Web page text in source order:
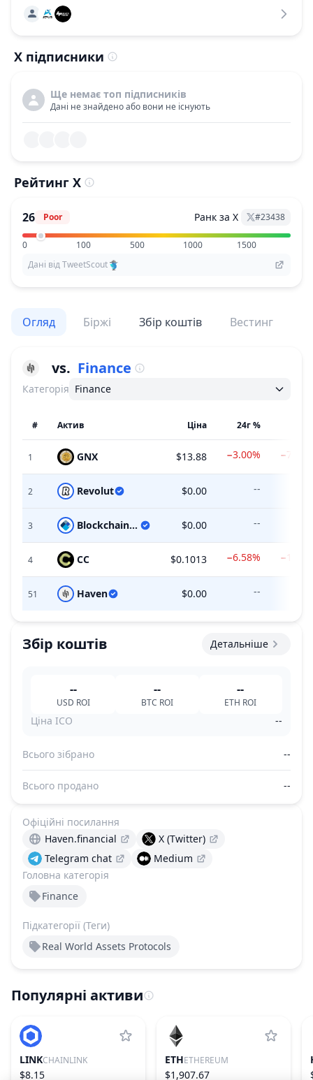
X підписники
Ще немає топ підписників
Дані не знайдено або вони не існують
Рейтинг X
26 Poor Ранк за X #23438
0 100 500 1000
1500
Дані від TweetScout
Огляд Біржі Збір коштів Вестинг
vs. Finance
Категорія Finance
# Актив Ціна 24г %
1 GNX $13.88 −3.00%
2 Revolut $0.00 --
3 Blockchain.com $0.00 --
4 CC $0.1013 −6.58%
51 Haven $0.00 --
Збір коштів Детальніше
--
USD ROI
--
BTC ROI
--
ETH ROI
Ціна ICO --
Всього зібрано --
Всього продано --
Головна категорія
Finance
Підкатегорії (Теги)
Real World Assets Protocols
Офіційні посилання
Haven.financial
X (Twitter)
Telegram chat
Medium
Популярні активи
LINKCHAINLINK
$8.15
ETHETHEREUM
$1,907.67